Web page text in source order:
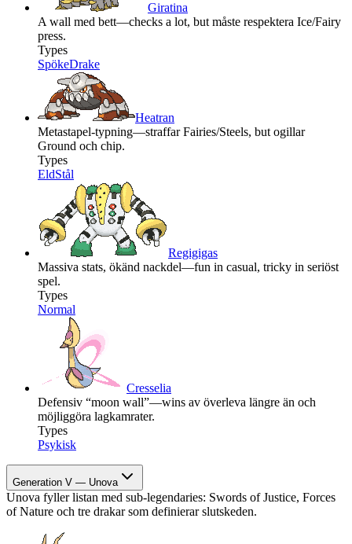
Giratina
A wall med bett—checks a lot, but måste respektera Ice/Fairy
press.
Types
SpökeDrake
Heatran
Metastapel-typning—straffar Fairies/Steels, but ogillar
Ground och chip.
Types
EldStål
Regigigas
Massiva stats, ökänd nackdel—fun in casual, tricky in seriöst
spel.
Types
Normal
Cresselia
Defensiv “moon wall”—wins av överleva längre än och
möjliggöra lagkamrater.
Types
Psykisk
Generation V — Unova
Unova fyller listan med sub-legendaries: Swords of Justice, Forces
of Nature och tre drakar som definierar slutskeden.